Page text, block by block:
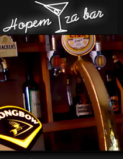
Hopem za bar